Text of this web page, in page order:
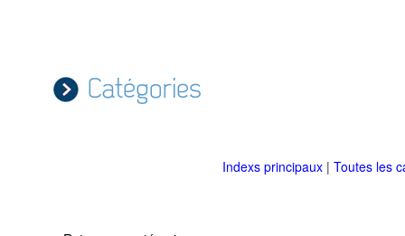
Catégories
Indexs principaux | Toutes les